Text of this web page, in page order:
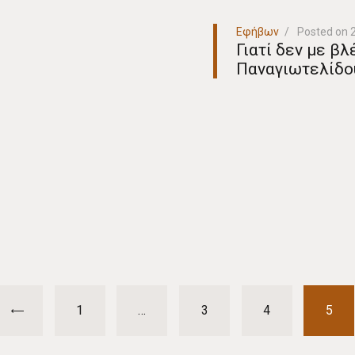
Εφήβων Posted on
Γιατί δεν με
PAGE
1 … PAGE
3 PAGE
4 PAGE
5